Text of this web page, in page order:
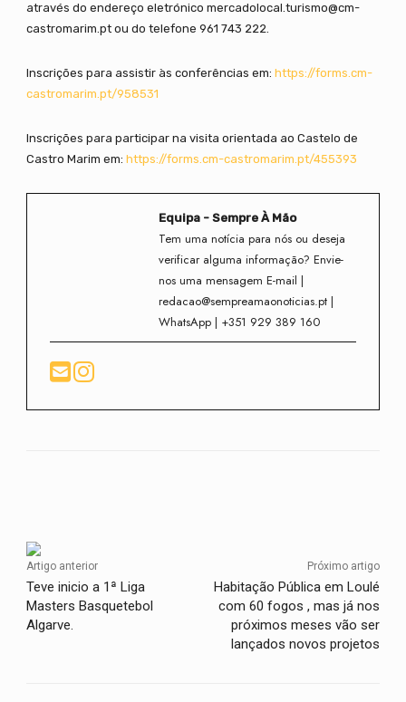
através do endereço eletrónico mercadolocal.turismo@cm-
castromarim.pt ou do telefone 961 743 222.
Inscrições para assistir às conferências em: https://forms.cm-
castromarim.pt/958531
Inscrições para participar na visita orientada ao Castelo de
Castro Marim em: https://forms.cm-castromarim.pt/455393
Equipa - Sempre À Mão
Tem uma notícia para nós ou deseja
verificar alguma informação? Envie-
nos uma mensagem E-mail |
redacao@sempreamaonoticias.pt |
WhatsApp | +351 929 389 160
Artigo anterior
Teve inicio a 1ª Liga
Masters Basquetebol
Algarve.
Próximo artigo
Habitação Pública em Loulé
com 60 fogos , mas já nos
próximos meses vão ser
lançados novos projetos